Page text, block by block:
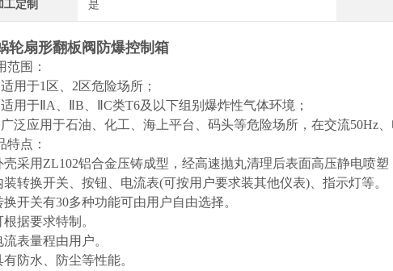
工定制 是
轮扇形翻板阀防爆控制箱
范围：
用于1区、2区危险场所；
用于ⅡA、ⅡB、ⅡC类T6及以下组别爆炸性气体环境；
泛应用于石油、化工、海上平台、码头等危险场所，在交流50Hz
特点：
壳采用ZL102铝合金压铸成型，经高速抛丸清理后表面高压静电喷
装转换开关、按钮、电流表(可按用户要求装其他仪表)、指示灯等。
换开关有30多种功能可由用户自由选择。
根据要求特制。
流表量程由用户。
有防水、防尘等性能。